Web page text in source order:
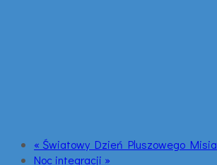
« Światowy Dzień Pluszowego Misia
Noc integracji »